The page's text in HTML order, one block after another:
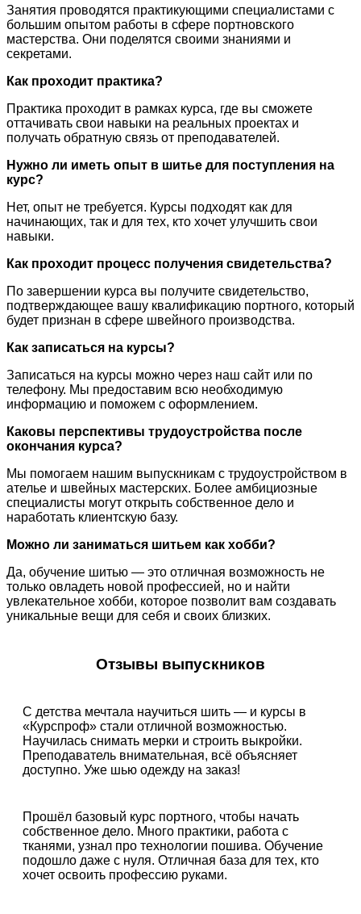
Занятия проводятся практикующими специалистами с
большим опытом работы в сфере портновского
мастерства. Они поделятся своими знаниями и
секретами.
Как проходит практика?
Практика проходит в рамках курса, где вы сможете
оттачивать свои навыки на реальных проектах и
получать обратную связь от преподавателей.
Нужно ли иметь опыт в шитье для поступления на
курс?
Нет, опыт не требуется. Курсы подходят как для
начинающих, так и для тех, кто хочет улучшить свои
навыки.
Как проходит процесс получения свидетельства?
По завершении курса вы получите свидетельство,
подтверждающее вашу квалификацию портного, который
будет признан в сфере швейного производства.
Как записаться на курсы?
Записаться на курсы можно через наш сайт или по
телефону. Мы предоставим всю необходимую
информацию и поможем с оформлением.
Каковы перспективы трудоустройства после
окончания курса?
Мы помогаем нашим выпускникам с трудоустройством в
ателье и швейных мастерских. Более амбициозные
специалисты могут открыть собственное дело и
наработать клиентскую базу.
Можно ли заниматься шитьем как хобби?
Да, обучение шитью — это отличная возможность не
только овладеть новой профессией, но и найти
увлекательное хобби, которое позволит вам создавать
уникальные вещи для себя и своих близких.
Отзывы выпускников
С детства мечтала научиться шить — и курсы в
«Курспроф» стали отличной возможностью.
Научилась снимать мерки и строить выкройки.
Преподаватель внимательная, всё объясняет
доступно. Уже шью одежду на заказ!
Прошёл базовый курс портного, чтобы начать
собственное дело. Много практики, работа с
тканями, узнал про технологии пошива. Обучение
подошло даже с нуля. Отличная база для тех, кто
хочет освоить профессию руками.